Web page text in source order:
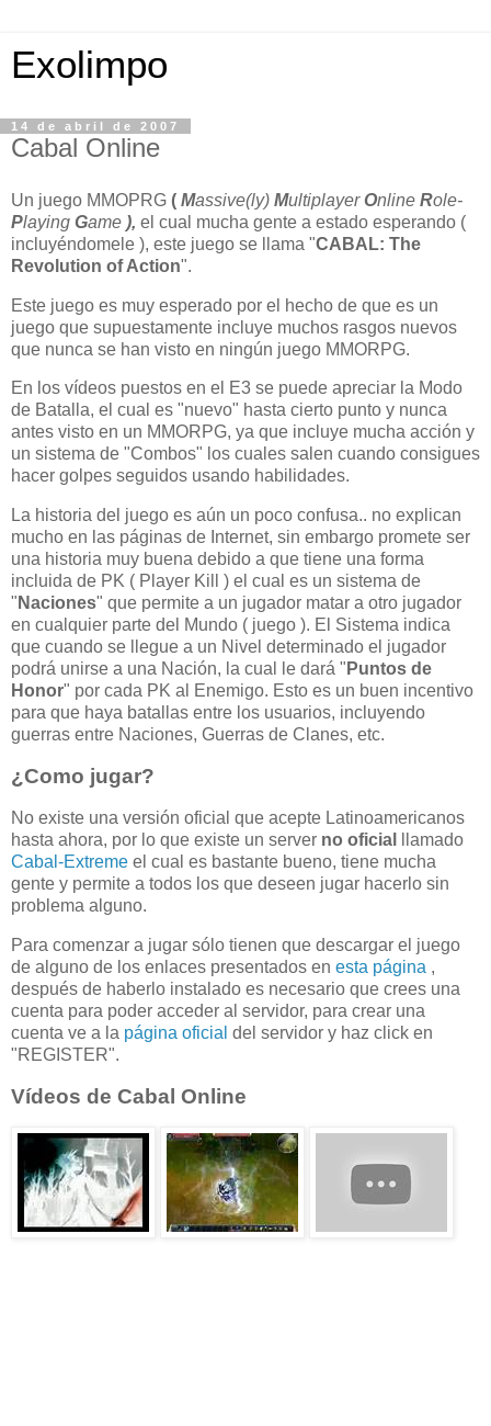
Exolimpo
14 de abril de 2007
Cabal Online
Un juego MMOPRG ( Massive(ly) MultiplayerOnline Role-
Playing Game ), el cual mucha gente a estado esperando (
incluyéndomele ), este juego se llama "CABAL: The
Revolution of Action".
Este juego es muy esperado por el hecho de que es un
juego que supuestamente incluye muchos rasgos nuevos
que nunca se han visto en ningún juego MMORPG.
En los vídeos puestos en el E3 se puede apreciar la Modo
de Batalla, el cual es "nuevo" hasta cierto punto y nunca
antes visto en un MMORPG, ya que incluye mucha acción y
un sistema de "Combos" los cuales salen cuando consigues
hacer golpes seguidos usando habilidades.
La historia del juego es aún un poco confusa.. no explican
mucho en las páginas de Internet, sin embargo promete ser
una historia muy buena debido a que tiene una forma
incluida de PK ( Player Kill ) el cual es un sistema de
" Naciones" que permite a un jugador matar a otro jugador
en cualquier parte del Mundo ( juego ). El Sistema indica
que cuando se llegue a un Nivel determinado el jugador
podrá unirse a una Nación, la cual le dará " Puntos de
Honor" por cada PK al Enemigo. Esto es un buen incentivo
para que haya batallas entre los usuarios, incluyendo
guerras entre Naciones, Guerras de Clanes, etc.
¿Como jugar?
No existe una versión oficial que acepte Latinoamericanos
hasta ahora, por lo que existe un server no oficial
llamado
Cabal-Extreme el cual es bastante bueno, tiene mucha
gente y permite a todos los que deseen jugar hacerlo sin
problema alguno.
Para comenzar a jugar sólo tienen que descargar el juego
de alguno de los enlaces presentados en esta página ,
después de haberlo instalado es necesario que crees una
cuenta para poder acceder al servidor, para crear una
cuenta ve a la página oficial del servidor y haz click en
"REGISTER".
Vídeos de Cabal Online